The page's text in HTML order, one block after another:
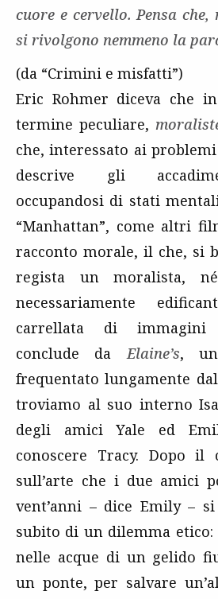
cuore e cervello. Pensa
si rivolgono nemmeno la
(da “Crimini e misfatti”)
Eric Rohmer diceva che
termine peculiare,
che, interessato ai
descrive gli
occupandosi di stati
“Manhattan”, come altri
racconto morale, il che, si
regista un moralista,
necessariamente
carrellata di immagini
conclude daElaine’s,
frequentato lungamente
troviamo al suo interno
degli amici Yale ed
conoscere Tracy. Dopo il
sull’arte che i due amici
vent’anni – dice Emily –
subito di un dilemma
nelle acque di un gelido
un ponte, per salvare